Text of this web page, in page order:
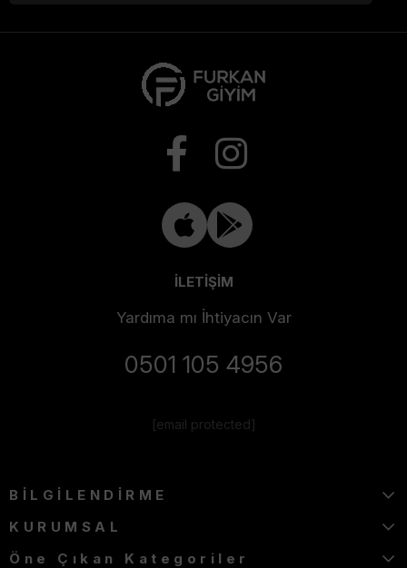
İLETİŞİM
Yardıma mı İhtiyacın Var
0501 105 4956
[email protected]
BİLGİLENDİRME
KURUMSAL
Öne Çıkan Kategoriler